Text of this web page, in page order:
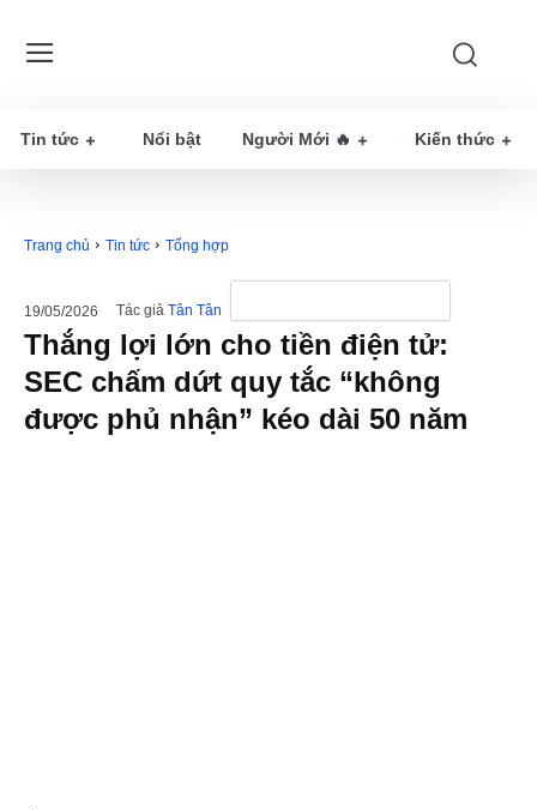
Tin tức Nổi bật Người Mới 🔥 Kiến thức
Trang chủ Tin tức Tổng hợp
19/05/2026 Tác giả Tân Tân
Thắng lợi lớn cho tiền điện tử:
SEC chấm dứt quy tắc “không
được phủ nhận” kéo dài 50 năm